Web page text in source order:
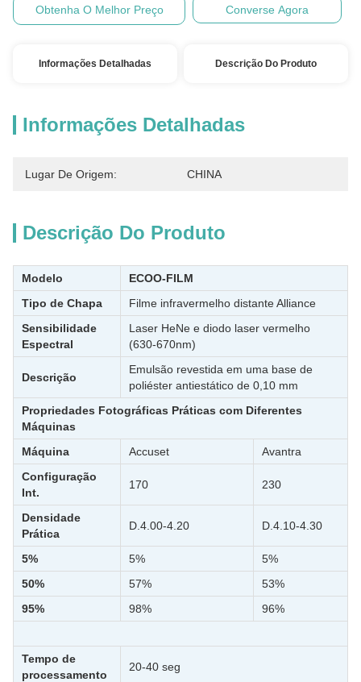
Obtenha O Melhor Preço Converse Agora
Informações Detalhadas Descrição Do Produto
Informações Detalhadas
Lugar De Origem: CHINA
Descrição Do Produto
Modelo
ECOO-FILM
Tipo de Chapa
Filme infravermelho distante Alliance
Sensibilidade
Espectral
Laser HeNe e diodo laser vermelho
(630-670nm)
Descrição
Emulsão revestida em uma base de
poliéster antiestático de 0,10 mm
Propriedades Fotográficas Práticas com Diferentes
Máquinas
Máquina
Accuset
Avantra
Configuração
Int.
170 230
Densidade
Prática
D.4.00-4.20 D.4.10-4.30
5% 5%
5%
50%
57%
53%
95%
98% 96%
Tempo de
processamento
20-40 seg